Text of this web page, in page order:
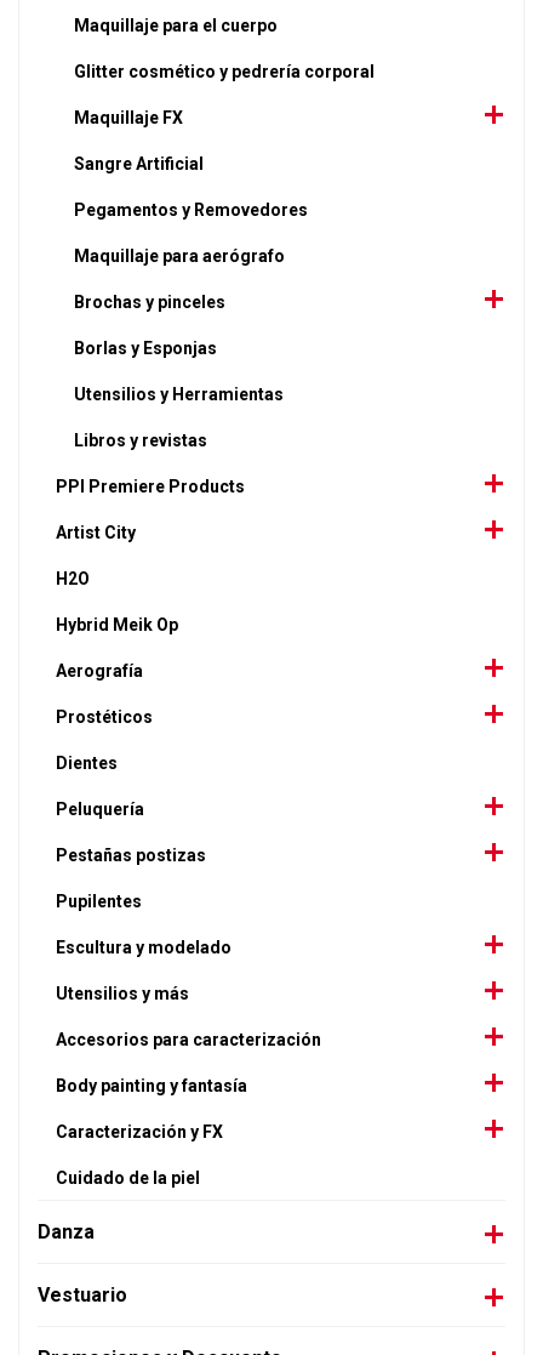
Maquillaje para el cuerpo
Glitter cosmético y pedrería corporal
Maquillaje FX
Sangre Artificial
Pegamentos y Removedores
Maquillaje para aerógrafo
Brochas y pinceles
Borlas y Esponjas
Utensilios y Herramientas
Libros y revistas
PPI Premiere Products
Artist City
H2O
Hybrid Meik Op
Aerografía
Prostéticos
Dientes
Peluquería
Pestañas postizas
Pupilentes
Escultura y modelado
Utensilios y más
Accesorios para caracterización
Body painting y fantasía
Caracterización y FX
Cuidado de la piel
Danza
Vestuario